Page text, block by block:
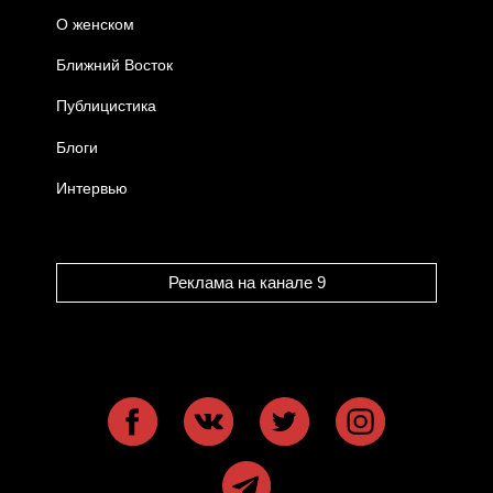
О женском
Ближний Восток
Публицистика
Блоги
Интервью
Реклама на канале 9